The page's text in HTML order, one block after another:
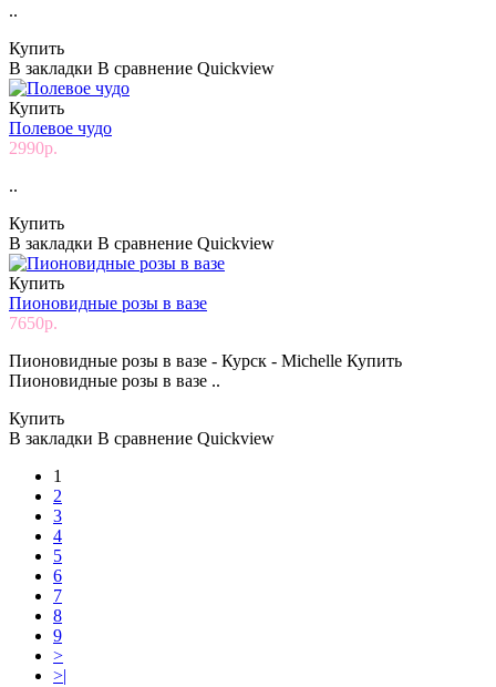
..
Купить
В закладки В сравнение Quickview
Купить
Полевое чудо
2990р.
..
Купить
В закладки В сравнение Quickview
Купить
Пионовидные розы в вазе
7650р.
Пионовидные розы в вазе - Курск - Michelle Купить
Пионовидные розы в вазе ..
Купить
В закладки В сравнение Quickview
1
2
3
4
5
6
7
8
9
>
>|